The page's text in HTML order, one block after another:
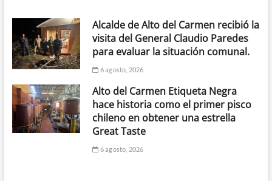
Alcalde de Alto del Carmen recibió la
visita del General Claudio Paredes
para evaluar la situación comunal.
6 agosto, 2026
Alto del Carmen Etiqueta Negra
hace historia como el primer pisco
chileno en obtener una estrella
Great Taste
6 agosto, 2026